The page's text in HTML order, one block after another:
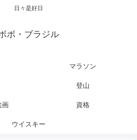
日々是好日
ボ・ブラジル
マラソン
登山
画 資格
ウイスキー